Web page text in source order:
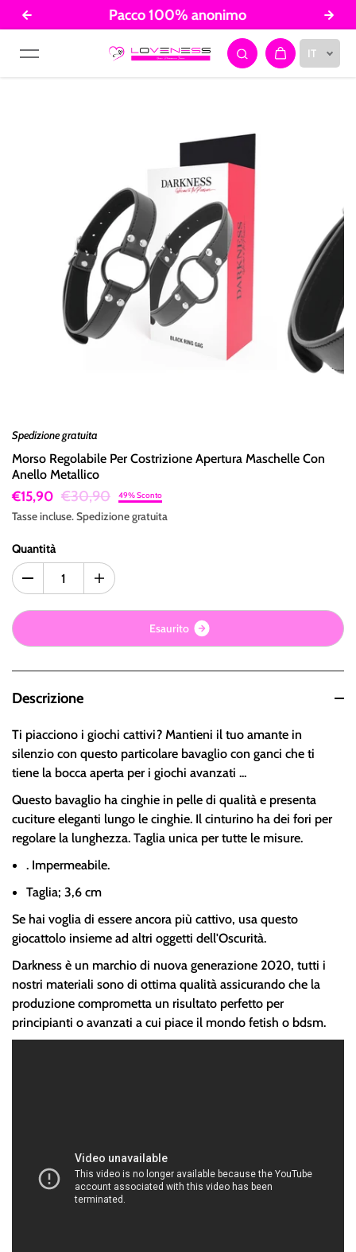
Salta al contenuto Pacco 100% anonimo
IT
Spedizione gratuita
Morso Regolabile Per Costrizione Apertura Maschelle Con
Anello Metallico
€15,90 €30,90 49% Sconto
Tasse incluse.Spedizionegratuita
Quantità
Esaurito
Descrizione
Ti piacciono i giochi cattivi? Mantieni il tuo amante in
silenzio con questo particolare bavaglio con ganci che ti
tiene la bocca aperta per i giochi avanzati ...
Questo bavaglio ha cinghie in pelle di qualità e presenta
cuciture eleganti lungo le cinghie. Il cinturino ha dei fori per
regolare la lunghezza. Taglia unica per tutte le misure.
. Impermeabile.
Taglia; 3,6 cm
Se hai voglia di essere ancora più cattivo, usa questo
giocattolo insieme ad altri oggetti dell'Oscurità.
Darkness è un marchio di nuova generazione 2020, tutti i
nostri materiali sono di ottima qualità assicurando che la
produzione comprometta un risultato perfetto per
principianti o avanzati a cui piace il mondo fetish o bdsm.